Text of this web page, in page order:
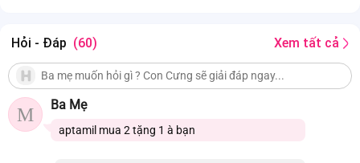
Hỏi - Đáp (60) Xem tất cả
M Ba Mẹ
aptamil mua 2 tặng 1 à bạn